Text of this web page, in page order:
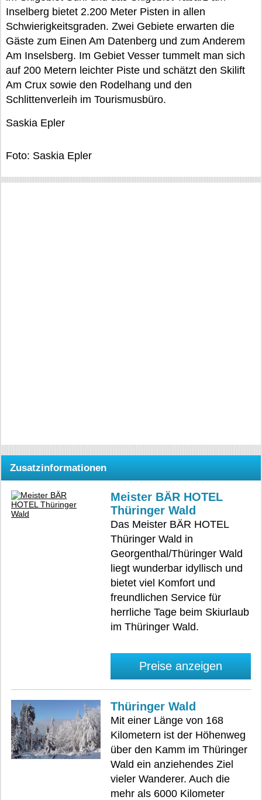
Inselberg bietet 2.200 Meter Pisten in allen
Schwierigkeitsgraden. Zwei Gebiete erwarten die
Gäste zum Einen Am Datenberg und zum Anderem
Am Inselsberg. Im Gebiet Vesser tummelt man sich
auf 200 Metern leichter Piste und schätzt den Skilift
Am Crux sowie den Rodelhang und den
Schlittenverleih im Tourismusbüro.
Saskia Epler
Foto: Saskia Epler
Zusatzinformationen
Meister BÄR HOTEL
Thüringer Wald
Das Meister BÄR HOTEL
Thüringer Wald in
Georgenthal/Thüringer Wald
liegt wunderbar idyllisch und
bietet viel Komfort und
freundlichen Service für
herrliche Tage beim Skiurlaub
im Thüringer Wald.
Preise anzeigen
Thüringer Wald
Mit einer Länge von 168
Kilometern ist der Höhenweg
über den Kamm im Thüringer
Wald ein anziehendes Ziel
vieler Wanderer. Auch die
mehr als 6000 Kilometer